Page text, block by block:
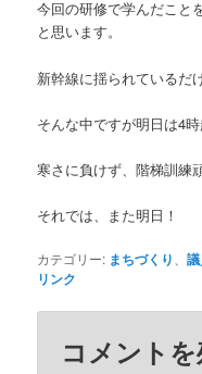
今回の研修で学んだこと
と思います。
新幹線に揺られている
そんな中ですが明日は4
寒さに負けず、階梯訓練
それでは、また明日！
カテゴリー: まちづくり 、
リンク
コメント